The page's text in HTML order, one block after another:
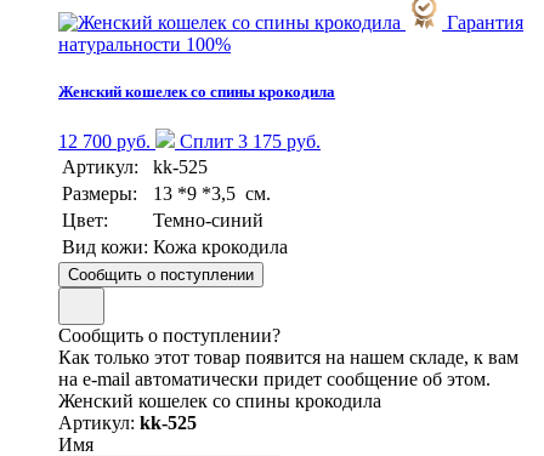
Гарантия
натуральности 100%
Женский кошелек со спины крокодила
12 700 руб.
Сплит 3 175 руб.
Артикул:
kk-525
Размеры:
13 *9 *3,5 см.
Цвет:
Темно-синий
Вид кожи: Кожа крокодила
Сообщить о поступлении
Сообщить о поступлении?
Как только этот товар появится на нашем складе, к вам
на e-mail автоматически придет сообщение об этом.
Женский кошелек со спины крокодила
Артикул: kk-525
Имя